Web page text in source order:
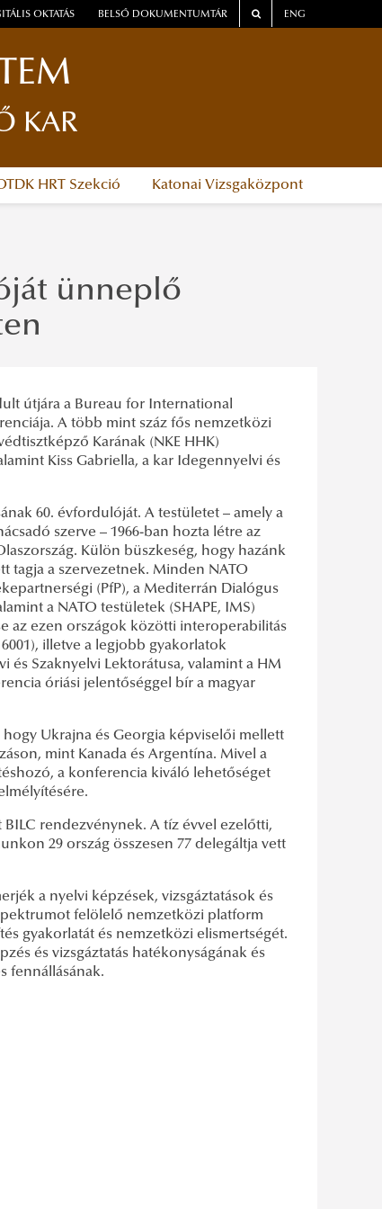
OKTATÁS BELSŐ DOKUMENTUMTÁR ENG
KAR
HRT Szekció Katonai Vizsgaközpont
ünneplő
útjára a Bureau for International
A több mint száz fős nemzetközi
Karának (NKE HHK)
Kiss Gabriella, a kar Idegennyelvi és
60. évfordulóját. A testületet – amely a
szerve – 1966-ban hozta létre az
Külön büszkeség, hogy hazánk
tagja a szervezetnek. Minden NATO
(PfP), a Mediterrán Dialógus
a NATO testületek (SHAPE, IMS)
az ezen országok közötti interoperabilitás
illetve a legjobb gyakorlatok
és Szaknyelvi Lektorátusa, valamint a HM
óriási jelentőséggel bír a magyar
Ukrajna és Georgia képviselői mellett
mint Kanada és Argentína. Mivel a
a konferencia kiváló lehetőséget
rendezvénynek. A tíz évvel ezelőtti,
29 ország összesen 77 delegáltja vett
a nyelvi képzések, vizsgáztatások és
felölelő nemzetközi platform
gyakorlatát és nemzetközi elismertségét.
és vizsgáztatás hatékonyságának és
fennállásának.